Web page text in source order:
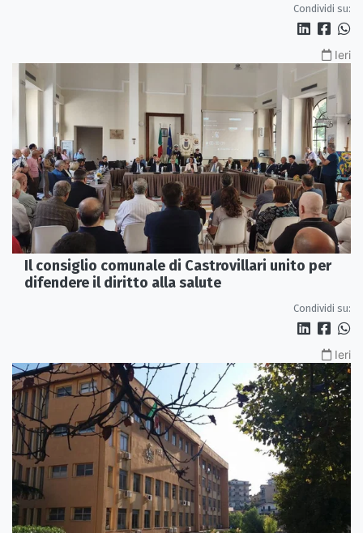
Condividi su:
Ieri
Il consiglio comunale di Castrovillari unito per
difendere il diritto alla salute
Condividi su:
Ieri